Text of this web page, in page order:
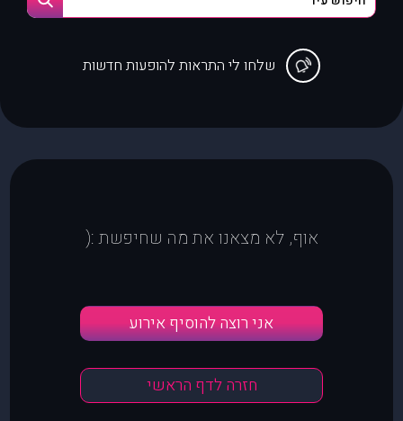
שלחו לי התראות להופעות חדשות
אוף, לא מצאנו את מה שחיפשת :(
אני רוצה להוסיף אירוע
חזרה לדף הראשי